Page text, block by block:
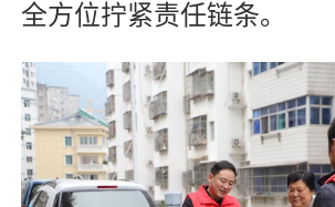
全方位拧紧责任链条。